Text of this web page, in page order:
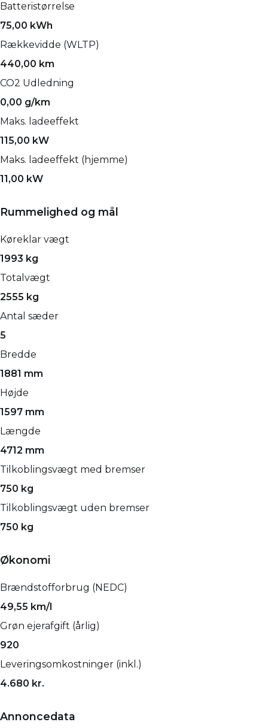
Batteristørrelse
75,00 kWh
Rækkevidde (WLTP)
440,00 km
CO2 Udledning
0,00 g/km
Maks. ladeeffekt
115,00 kW
Maks. ladeeffekt (hjemme)
11,00 kW
Rummelighed og mål
Køreklar vægt
1993 kg
Totalvægt
2555 kg
Antal sæder
5
Bredde
1881 mm
Højde
1597 mm
Længde
4712 mm
Tilkoblingsvægt med bremser
750 kg
Tilkoblingsvægt uden bremser
750 kg
Økonomi
Brændstofforbrug (NEDC)
49,55 km/l
Grøn ejerafgift (årlig)
920
Leveringsomkostninger (inkl.)
4.680 kr.
Annoncedata